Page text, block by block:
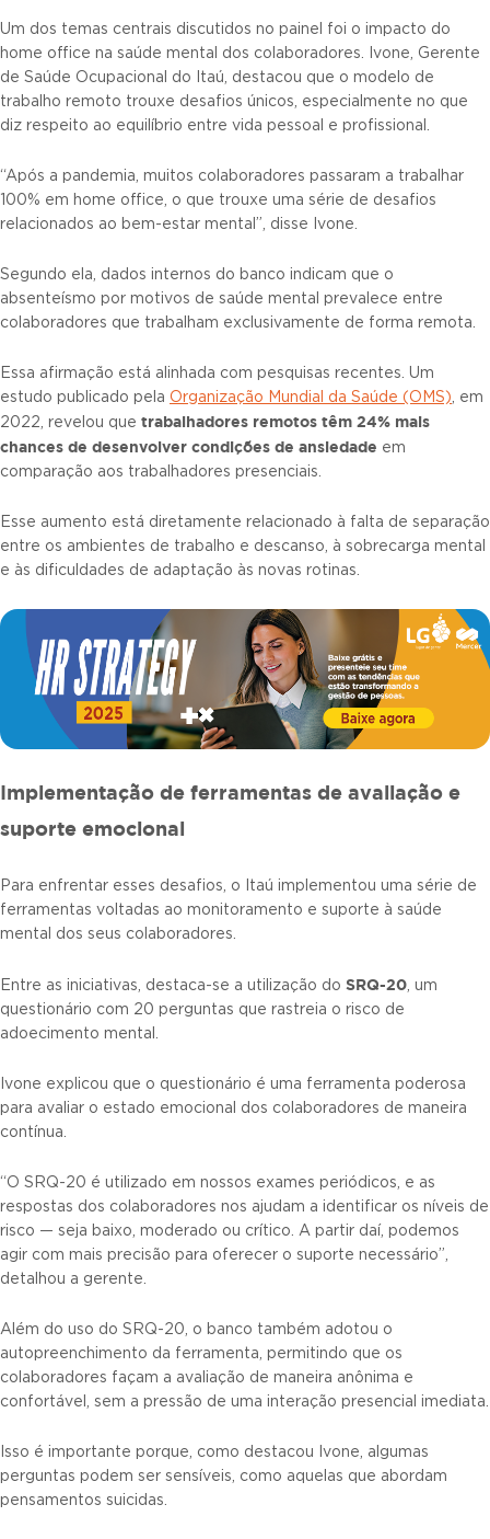
Um dos temas centrais discutidos no painel foi o impacto do
home office na saúde mental dos colaboradores. Ivone, Gerente
de Saúde Ocupacional do Itaú, destacou que o modelo de
trabalho remoto trouxe desafios únicos, especialmente no que
diz respeito ao equilíbrio entre vida pessoal e profissional.
“Após a pandemia, muitos colaboradores passaram a trabalhar
100% em home office, o que trouxe uma série de desafios
relacionados ao bem-estar mental”, disse Ivone.
Segundo ela, dados internos do banco indicam que o
absenteísmo por motivos de saúde mental prevalece entre
colaboradores que trabalham exclusivamente de forma remota.
Essa afirmação está alinhada com pesquisas recentes. Um
estudo publicado pela Organização Mundial da Saúde (OMS), em
2022, revelou que trabalhadores remotos têm 24% mais
chances de desenvolver condições de ansiedade em
comparação aos trabalhadores presenciais.
Esse aumento está diretamente relacionado à falta de separação
entre os ambientes de trabalho e descanso, à sobrecarga mental
e às dificuldades de adaptação às novas rotinas.
Implementação de ferramentas de avaliação e
suporte emocional
Para enfrentar esses desafios, o Itaú implementou uma série de
ferramentas voltadas ao monitoramento e suporte à saúde
mental dos seus colaboradores.
Entre as iniciativas, destaca-se a utilização do SRQ-20, um
questionário com 20 perguntas que rastreia o risco de
adoecimento mental.
Ivone explicou que o questionário é uma ferramenta poderosa
para avaliar o estado emocional dos colaboradores de maneira
contínua.
“O SRQ-20 é utilizado em nossos exames periódicos, e as
respostas dos colaboradores nos ajudam a identificar os níveis de
risco — seja baixo, moderado ou crítico. A partir daí, podemos
agir com mais precisão para oferecer o suporte necessário”,
detalhou a gerente.
Além do uso do SRQ-20, o banco também adotou o
autopreenchimento da ferramenta, permitindo que os
colaboradores façam a avaliação de maneira anônima e
confortável, sem a pressão de uma interação presencial imediata.
Isso é importante porque, como destacou Ivone, algumas
perguntas podem ser sensíveis, como aquelas que abordam
pensamentos suicidas.